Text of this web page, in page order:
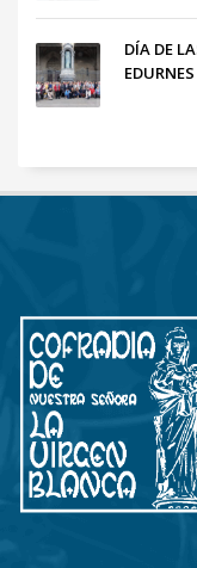
DÍA DE
EDURNES